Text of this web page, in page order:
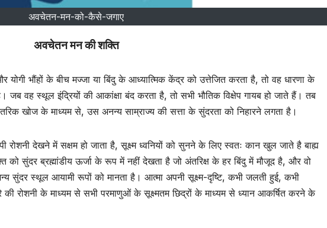
अवचेतन-मन-को-कैसे-जगाए
अवचेतन मन की शक्ति
भौंहों के बीच मज्जा या बिंदु के आध्यात्मिक केंद्र को उत्तेजित करता है, तो वह धारणा के
वह स्थूल इंद्रियों की आकांक्षा बंद करता है, तो सभी भौतिक विक्षेप गायब हो जाते हैं। तब
खोज के माध्यम से, उस अनन्य साम्राज्य की सत्ता के सुंदरता को निहारने लगता है।
रोशनी देखने में सक्षम हो जाता है, सूक्ष्म ध्वनियों को सुनने के लिए स्वतः कान खुल जाते है बाह्य
को सुंदर ब्रह्मांडीय ऊर्जा के रूप में नहीं देखता है जो अंतरिक्ष के हर बिंदु में मौजूद है, और वो
स्थूल आयामी रूपों को मानता है। आत्मा अपनी सूक्ष्म-दृष्टि, कभी जलती हुई, कभी
की रोशनी के माध्यम से सभी परमाणुओं के सूक्ष्मतम छिद्रों के माध्यम से ध्यान आकर्षित करने के